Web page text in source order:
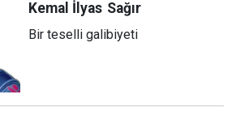
Kemal İlyas Sağır
Bir teselli galibiyeti